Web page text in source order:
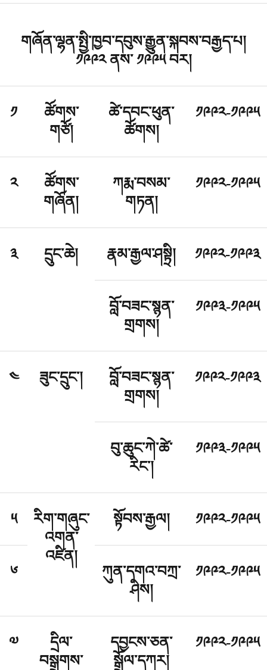
གཞོན་ལྷན་སྤྱི་ཁྱབ་དབུས་རྒྱུན་སྐབས་བརྒྱད་པ།
༡༩༩༢ ནས་ ༡༩༩༥ བར།
༡
ཚོགས་
གཙོ།
ཚེ་དབང་ཕུན་
ཚོགས།
༡༩༩༢-༡༩༩༥
༢
ཚོགས་
གཞོན།
ཀརྨ་བསམ་
གཏན།
༡༩༩༢-༡༩༩༥
༣ དྲུང་ཆེ། རྣམ་རྒྱལ་ཤསྟྲི། ༡༩༩༢-༡༩༩༣
བློ་བཟང་སྙན་
གྲགས།
༡༩༩༣-༡༩༩༥
༤ ཟུང་དྲུང་།
བློ་བཟང་སྙན་
གྲགས།
༡༩༩༢-༡༩༩༣
བུ་ཆུང་ཀེ་ཚེ་
རིང་།
༡༩༩༣-༡༩༩༥
༥
རིག་གཞུང་
འགན་
འཛིན།
སྟོབས་རྒྱལ། ༡༩༩༢-༡༩༩༥
༦
ཀུན་དགའ་བཀྲ་
ཤིས།
༡༩༩༢-༡༩༩༥
༧
དྲིལ་
བསྒྲགས་
དབྱངས་ཅན་
སྒྲོལ་དཀར།
༡༩༩༢-༡༩༩༥